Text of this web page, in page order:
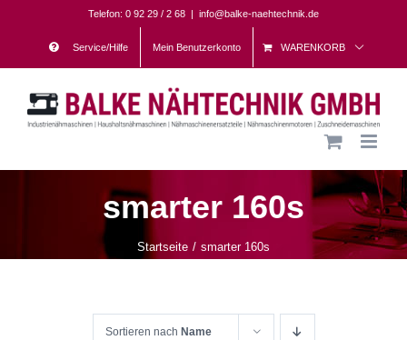
content
Telefon: 0 92 29 / 2 68 | info@balke-naehtechnik.de
Service/Hilfe Mein Benutzerkonto WARENKORB
smarter 160s
Startseite smarter 160s
Sortieren nach Name